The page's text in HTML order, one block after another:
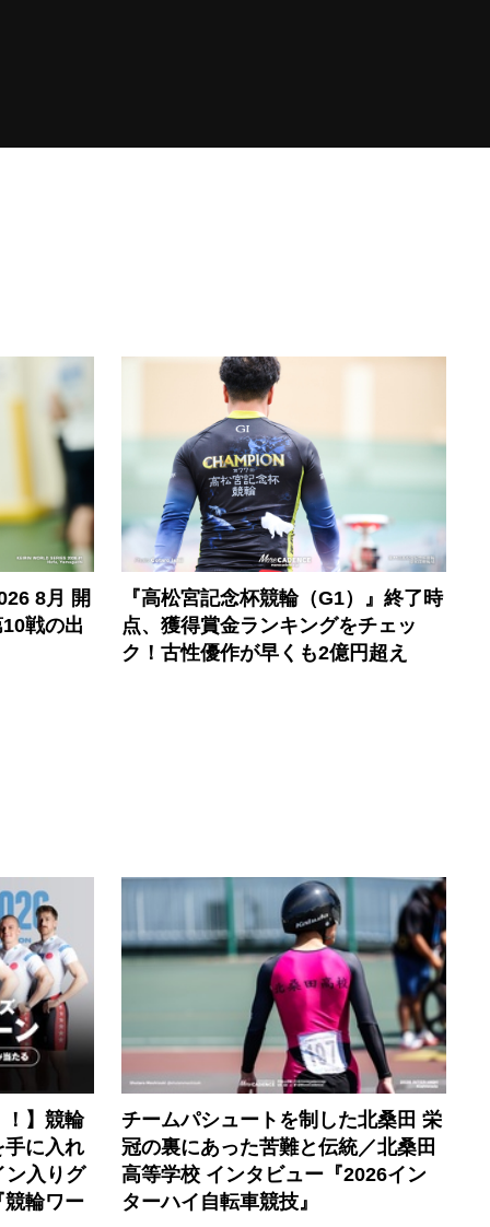
8月 開
戦の出
『高松宮記念杯競輪（G1）』終了時
点、獲得賞金ランキングをチェッ
ク！古性優作が早くも2億円超え
】競輪
に入れ
ン入りグ
輪ワー
チームパシュートを制した北桑田 栄
冠の裏にあった苦難と伝統／北桑田
高等学校 インタビュー『2026イン
ターハイ自転車競技』